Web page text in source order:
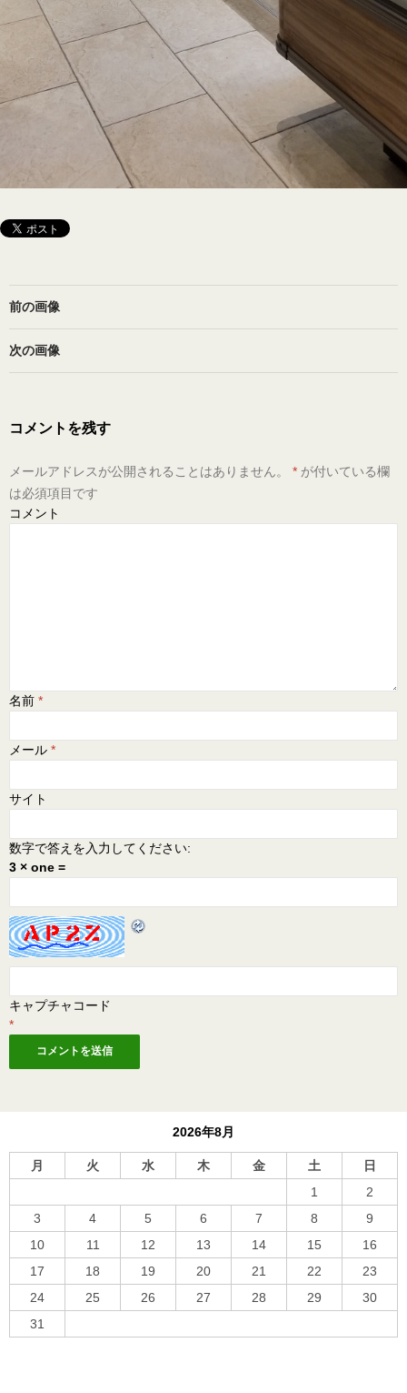
前の画像
次の画像
コメントを残す
メールアドレスが公開されることはありません。 * が付いている欄
は必須項目です
コメント
名前 *
メール *
サイト
数字で答えを入力してください:
3 × one =
キャプチャコード
*
2026年8月
月 火 水 木 金 土
日
1
2
3
4 5 6 7 8
9
10
11 12 13 14 15
16
17
18 19 20 21 22
23
24
25 26 27 28 29
30
31